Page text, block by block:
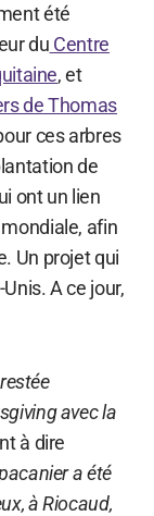
été
du Centre
, et
de Thomas
ces arbres
de
ont un lien
afin
Un projet qui
A ce jour,
avec la
à dire
a été
à Riocaud,